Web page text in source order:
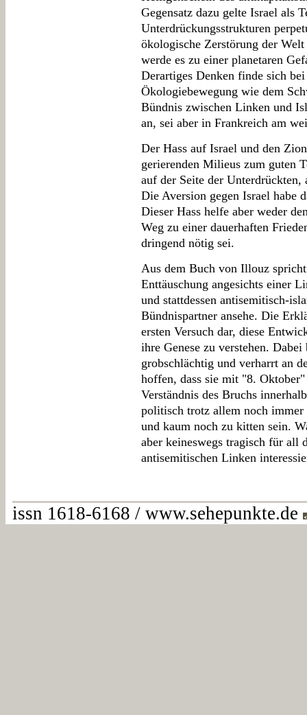
Gegensatz dazu gelte Israel als
Unterdrückungsstrukturen
ökologische Zerstörung der
werde es zu einer planetaren
Derartiges Denken finde sich
Ökologiebewegung wie dem
Bündnis zwischen Linken und
an, sei aber in Frankreich am
Der Hass auf Israel und den
gerierenden Milieus zum guten
auf der Seite der
Die Aversion gegen Israel habe
Dieser Hass helfe aber weder
Weg zu einer dauerhaften
dringend nötig sei.
Aus dem Buch von Illouz
Enttäuschung angesichts einer
und stattdessen antisemitisch-
Bündnispartner ansehe. Die
ersten Versuch dar, diese
ihre Genese zu verstehen.
grobschlächtig und verharrt an
hoffen, dass sie mit "8.
Verständnis des Bruchs
politisch trotz allem noch
und kaum noch zu kitten sein.
aber keineswegs tragisch für all
antisemitischen Linken
issn 1618-6168 / www.sehepunkte.de